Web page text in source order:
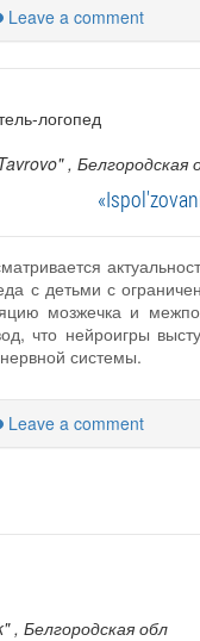
Leave a comment
логопед
, Белгородская
с детьми с
мозжечка и
что нейроигры
системы.
Leave a comment
, Белгородская обл